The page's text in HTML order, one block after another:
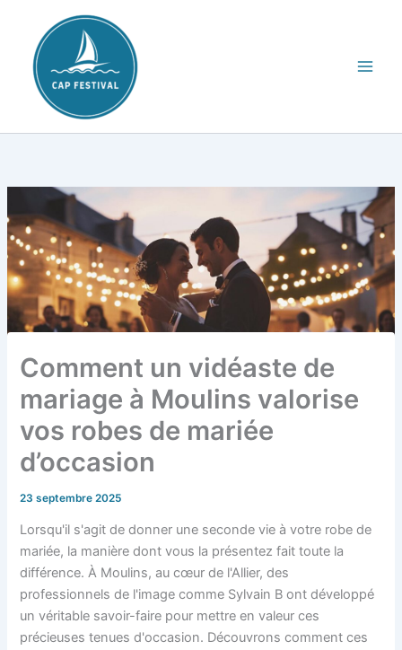
contenu
Comment un vidéaste de
mariage à Moulins valorise
vos robes de mariée
d’occasion
23 septembre 2025
Lorsqu'il s'agit de donner une seconde vie à votre robe de
mariée, la manière dont vous la présentez fait toute la
différence. À Moulins, au cœur de l'Allier, des
professionnels de l'image comme Sylvain B ont développé
un véritable savoir-faire pour mettre en valeur ces
précieuses tenues d'occasion. Découvrons comment ces